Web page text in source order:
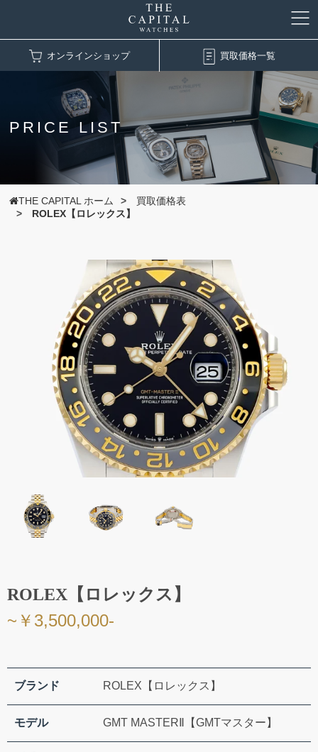
オンラインショップ 買取価格一覧
PRICE LIST
THE CAPITAL ホーム
買取価格表
ROLEX【ロレックス】
ROLEX【ロレックス】
~￥3,500,000-
ブランド ROLEX【ロレックス】
モデル GMT MASTERⅡ【GMTマスター】